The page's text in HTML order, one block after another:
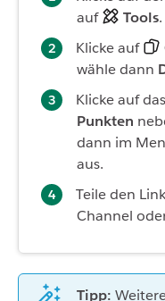
auf
Tools.
Klicke auf
wähle dann
Klicke auf das
Punkten
dann im
aus.
Teile den
Channel
Tipp: